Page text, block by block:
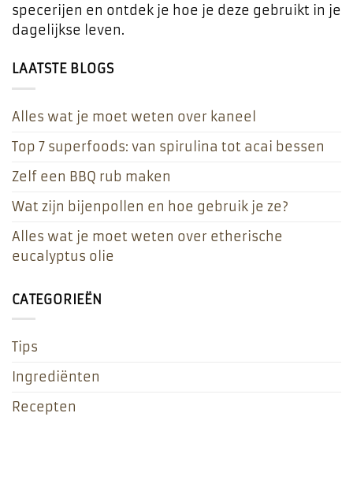
specerijen en ontdek je hoe je deze gebruikt in je
dagelijkse leven.
LAATSTE BLOGS
Alles wat je moet weten over kaneel
Top 7 superfoods: van spirulina tot acai bessen
Zelf een BBQ rub maken
Wat zijn bijenpollen en hoe gebruik je ze?
Alles wat je moet weten over etherische
eucalyptus olie
CATEGORIEËN
Tips
Ingrediënten
Recepten